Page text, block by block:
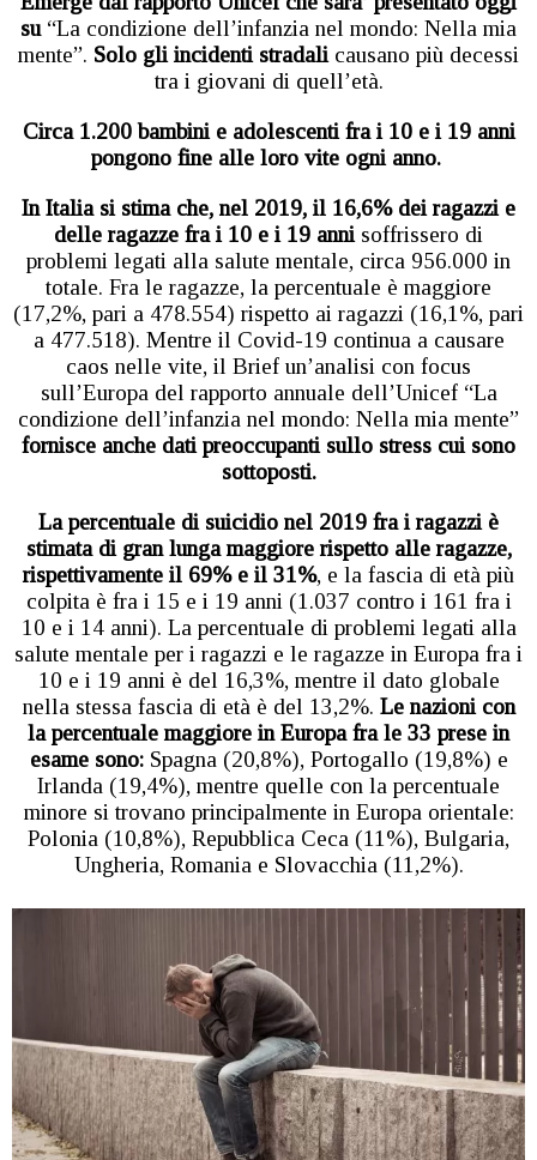
su “La condizione dell’infanzia nel mondo: Nella mia
mente”. Solo gli incidenti stradali causano più decessi
tra i giovani di quell’età.
Circa 1.200 bambini e adolescenti fra i 10 e i 19 anni
pongono fine alle loro vite ogni anno.
In Italia si stima che, nel 2019, il 16,6% dei ragazzi e
delle ragazze fra i 10 e i 19 anni soffrissero di
problemi legati alla salute mentale, circa 956.000 in
totale. Fra le ragazze, la percentuale è maggiore
(17,2%, pari a 478.554) rispetto ai ragazzi (16,1%, pari
a 477.518). Mentre il Covid-19 continua a causare
caos nelle vite, il Brief un’analisi con focus
sull’Europa del rapporto annuale dell’Unicef “La
condizione dell’infanzia nel mondo: Nella mia mente”
fornisce anche dati preoccupanti sullo stress cui sono
sottoposti.
La percentuale di suicidio nel 2019 fra i ragazzi è
stimata di gran lunga maggiore rispetto alle ragazze,
rispettivamente il 69% e il 31%, e la fascia di età più
colpita è fra i 15 e i 19 anni (1.037 contro i 161 fra i
10 e i 14 anni). La percentuale di problemi legati alla
salute mentale per i ragazzi e le ragazze in Europa fra i
10 e i 19 anni è del 16,3%, mentre il dato globale
nella stessa fascia di età è del 13,2%. Le nazioni con
la percentuale maggiore in Europa fra le 33 prese in
esame sono:Spagna (20,8%), Portogallo (19,8%) e
Irlanda (19,4%), mentre quelle con la percentuale
minore si trovano principalmente in Europa orientale:
Polonia (10,8%), Repubblica Ceca (11%), Bulgaria,
Ungheria, Romania e Slovacchia (11,2%).